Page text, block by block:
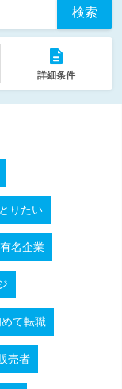
検索
詳細条件
りたい
名企業
て転職
売者